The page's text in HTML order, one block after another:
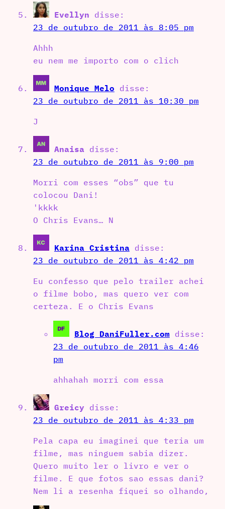
Evellyn disse:
23 de outubro de 2011 às 8:05 pm
Ahhh
eu nem me importo com o clich
Monique Melo disse:
23 de outubro de 2011 às 10:30 pm
J
Anaisa disse:
23 de outubro de 2011 às 9:00 pm
Morri com esses “obs” que tu
colocou Dani!
'kkkk
O Chris Evans… N
Karina Cristina disse:
23 de outubro de 2011 às 4:42 pm
Eu confesso que pelo trailer achei
o filme bobo, mas quero ver com
certeza. E o Chris Evans
Blog DaniFuller.com disse:
23 de outubro de 2011 às 4:46
pm
ahhahah morri com essa
Greicy disse:
23 de outubro de 2011 às 4:33 pm
Pela capa eu imaginei que teria um
filme, mas ninguem sabia dizer.
Quero muito ler o livro e ver o
filme. E que fotos sao essas dani?
Nem li a resenha fiquei so olhando,